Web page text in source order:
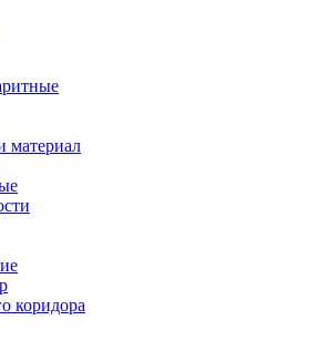
материал
коридора